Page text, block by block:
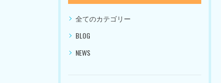
全てのカテゴリー
BLOG
NEWS